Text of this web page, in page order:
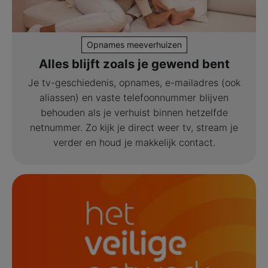
Opnames meeverhuizen
Alles blijft zoals je gewend bent
Je tv-geschiedenis, opnames, e-mailadres (ook
aliassen) en vaste telefoonnummer blijven
behouden als je verhuist binnen hetzelfde
netnummer. Zo kijk je direct weer tv, stream je
verder en houd je makkelijk contact.